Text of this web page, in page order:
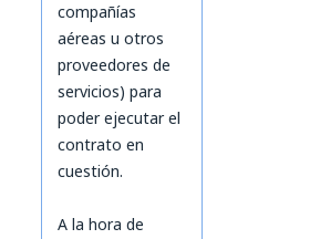
compañías
aéreas u otros
proveedores de
servicios) para
poder ejecutar el
contrato en
cuestión.
A la hora de